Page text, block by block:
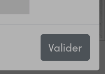
Valider